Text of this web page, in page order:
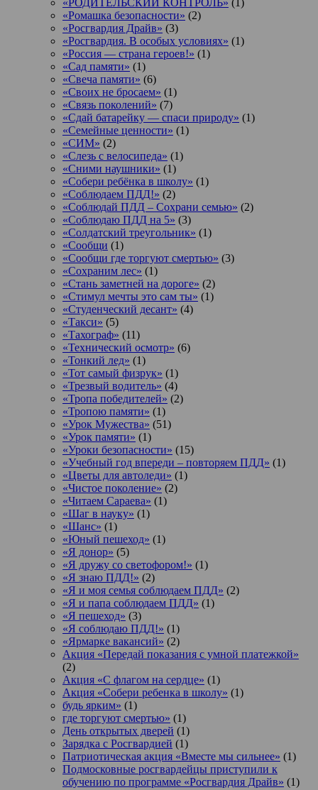
«Ромашка безопасности» (2)
«Росгвардия Драйв» (3)
«Росгвардия. В особых условиях» (1)
«Россия — страна героев!» (1)
«Сад памяти» (1)
«Свеча памяти» (6)
«Своих не бросаем» (1)
«Связь поколений» (7)
«Сдай батарейку — спаси природу» (1)
«Семейные ценности» (1)
«СИМ» (2)
«Слезь с велосипеда» (1)
«Сними наушники» (1)
«Собери ребёнка в школу» (1)
«Соблюдаем ПДД!» (2)
«Соблюдай ПДД – Сохрани семью» (2)
«Соблюдаю ПДД на 5» (3)
«Солдатский треугольник» (1)
«Сообщи (1)
«Сообщи где торгуют смертью» (3)
«Сохраним лес» (1)
«Стань заметней на дороге» (2)
«Стимул мечты это сам ты» (1)
«Студенческий десант» (4)
«Такси» (5)
«Тахограф» (11)
«Технический осмотр» (6)
«Тонкий лед» (1)
«Тот самый физрук» (1)
«Трезвый водитель» (4)
«Тропа победителей» (2)
«Тропою памяти» (1)
«Урок Мужества» (51)
«Урок памяти» (1)
«Уроки безопасности» (15)
«Учебный год впереди – повторяем ПДД» (1)
«Цветы для автоледи» (1)
«Чистое поколение» (2)
«Читаем Сараева» (1)
«Шаг в науку» (1)
«Шанс» (1)
«Юный пешеход» (1)
«Я донор» (5)
«Я дружу со светофором!» (1)
«Я знаю ПДД!» (2)
«Я и моя семья соблюдаем ПДД» (2)
«Я и папа соблюдаем ПДД» (1)
«Я пешеход» (3)
«Я соблюдаю ПДД!» (1)
«Ярмарке вакансий» (2)
Акция «Передай показания с умной платежкой»
(2)
Акция «С флагом на сердце» (1)
Акция «Собери ребенка в школу» (1)
будь ярким» (1)
где торгуют смертью» (1)
День открытых дверей (1)
Зарядка с Росгвардией (1)
Патриотическая акция «Вместе мы сильнее» (1)
Подмосковные росгвардейцы приступили к
обучению по программе «Росгвардия Драйв» (1)